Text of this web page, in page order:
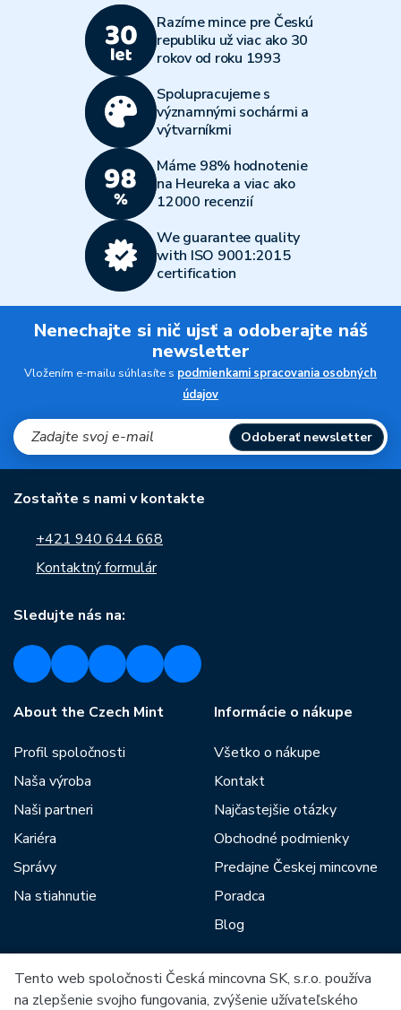
Razíme mince pre Českú
republiku už viac ako 30
rokov od roku 1993
Spolupracujeme s
významnými sochármi a
výtvarníkmi
Máme 98% hodnotenie
na Heureka a viac ako
12000 recenzií
We guarantee quality
with ISO 9001:2015
certification
Nenechajte si nič ujsť a odoberajte náš
newsletter
Vložením e-mailu súhlasíte s podmienkami spracovania osobných
údajov
Odoberať newsletter
Zostaňte s nami v kontakte
+421 940 644 668
Kontaktný formulár
Sledujte nás na:
About the Czech Mint
Profil spoločnosti
Naša výroba
Naši partneri
Kariéra
Správy
Na stiahnutie
Informácie o nákupe
Všetko o nákupe
Kontakt
Najčastejšie otázky
Obchodné podmienky
Predajne Českej mincovne
Poradca
Blog
Medzi našich partnerov patria:
Tento web spoločnosti Česká mincovna SK, s.r.o. používa
na zlepšenie svojho fungovania, zvýšenie užívateľského